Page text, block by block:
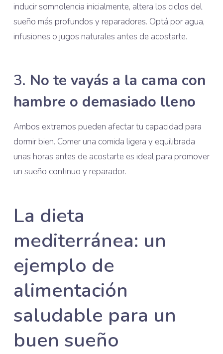
inducir somnolencia inicialmente, altera los ciclos del
sueño más profundos y reparadores. Optá por agua,
infusiones o jugos naturales antes de acostarte.
3. No te vayás a la cama con
hambre o demasiado lleno
Ambos extremos pueden afectar tu capacidad para
dormir bien. Comer una comida ligera y equilibrada
unas horas antes de acostarte es ideal para promover
un sueño continuo y reparador.
La dieta
mediterránea: un
ejemplo de
alimentación
saludable para un
buen sueño